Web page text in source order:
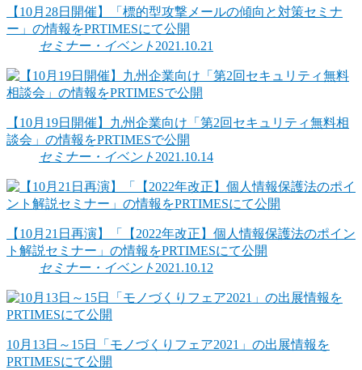
【10月28日開催】「標的型攻撃メールの傾向と対策セミナ
ー」の情報をPRTIMESにて公開
セミナー・イベント 2021.10.21
【10月19日開催】九州企業向け「第2回セキュリティ無料相
談会」の情報をPRTIMESで公開
セミナー・イベント 2021.10.14
【10月21日再演】「【2022年改正】個人情報保護法のポイン
ト解説セミナー」の情報をPRTIMESにて公開
セミナー・イベント 2021.10.12
10月13日～15日「モノづくりフェア2021」の出展情報を
PRTIMESにて公開